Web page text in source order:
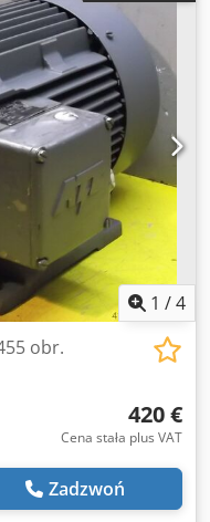
1 /4
obr.
420 €
Cena stała plus VAT
Zadzwoń